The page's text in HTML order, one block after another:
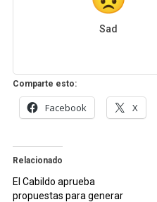
Sad
Comparte esto:
Facebook X
Relacionado
El Cabildo aprueba
propuestas para generar